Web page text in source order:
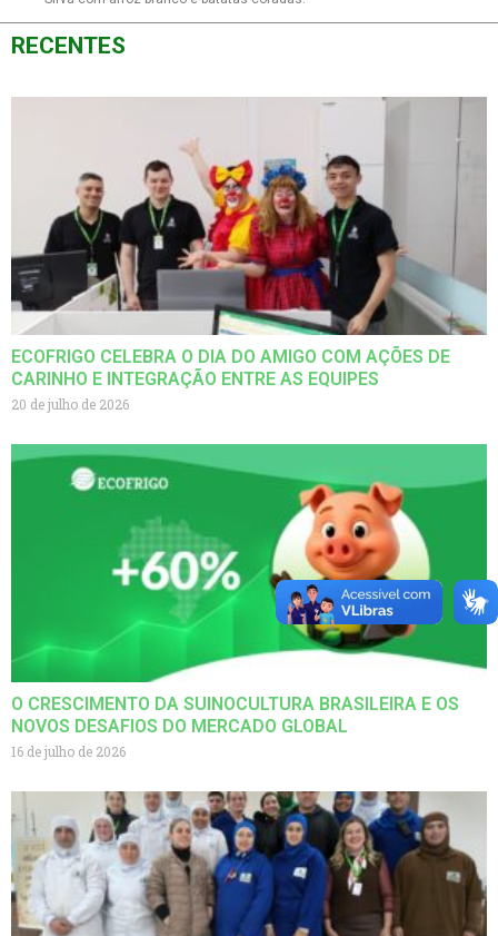
RECENTES
ECOFRIGO CELEBRA O DIA DO AMIGO COM AÇÕES DE
CARINHO E INTEGRAÇÃO ENTRE AS EQUIPES
20 de julho de 2026
O CRESCIMENTO DA SUINOCULTURA BRASILEIRA E OS
NOVOS DESAFIOS DO MERCADO GLOBAL
16 de julho de 2026